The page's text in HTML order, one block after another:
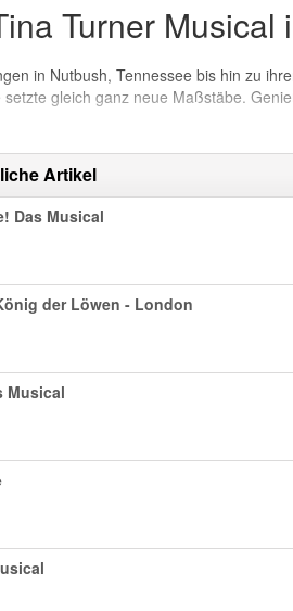
Turner
in Nutbush, Tennessee bis hin zu
gleich ganz neue Maßstäbe.
Artikel
Das Musical
der Löwen - London
Musical